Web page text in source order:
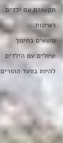
תקשורת עם ילדים
ראיונות
נושאים בחינוך
טיולים עם הילדים
להיות בוועד ההורים